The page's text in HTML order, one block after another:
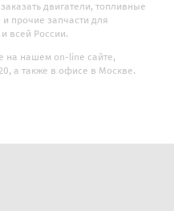
двигатели, топливные
прочие запчасти для
всей России.
на нашем on-line сайте,
а также в офисе в Москве.